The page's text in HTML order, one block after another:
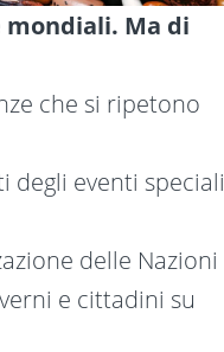
mondiali. Ma di
che si ripetono
degli eventi speciali
delle Nazioni
e cittadini su